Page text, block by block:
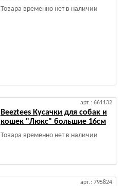
Товара временно нет в наличии
арт.: 661132
Beeztees Кусачки для собак и
кошек "Люкс" большие 16см
Товара временно нет в наличии
арт.: 795824